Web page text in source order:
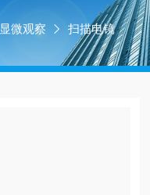
显微观察
扫描电镜